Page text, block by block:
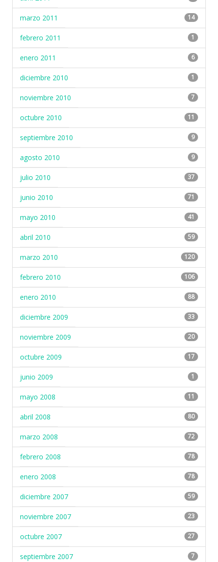
marzo 2011 14
febrero 2011 1
enero 2011 6
diciembre 2010 1
noviembre 2010 7
octubre 2010 11
septiembre 2010 9
agosto 2010 9
julio 2010 37
junio 2010 71
mayo 2010 41
abril 2010 59
marzo 2010 120
febrero 2010 106
enero 2010 88
diciembre 2009 33
noviembre 2009 20
octubre 2009 17
junio 2009 1
mayo 2008 11
abril 2008 80
marzo 2008 72
febrero 2008 78
enero 2008 78
diciembre 2007 59
noviembre 2007 23
octubre 2007 27
septiembre 2007 7